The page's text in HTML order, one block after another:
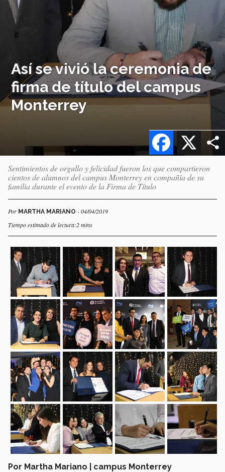
Así se vivió la ceremonia de
firma de título del campus
Monterrey
X
Facebook
Sentimientos de orgullo y felicidad fueron los que compartieron
cientos de alumnos del campus Monterrey en compañía de su
familia durante el evento de la Firma de Título
Por MARTHA MARIANO - 04/04/2019
Tiempo estimado de lectura:2 mins
Por Martha Mariano | campus Monterrey